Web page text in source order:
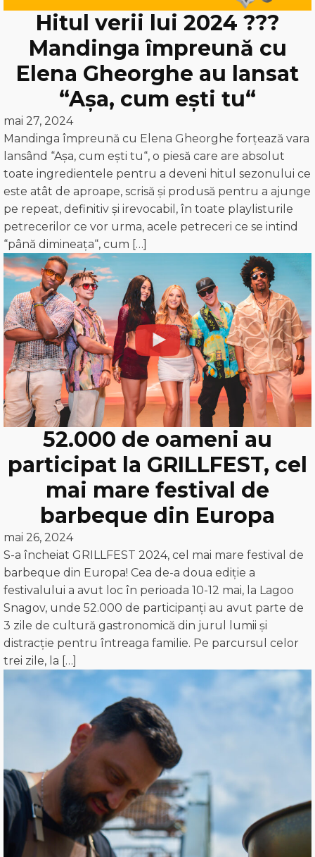
Hitul verii lui 2024 ???
Mandinga împreună cu
Elena Gheorghe au lansat
“Aşa, cum eşti tu“
mai 27, 2024
Mandinga împreună cu Elena Gheorghe forţează vara
lansând “Aşa, cum eşti tu“, o piesă care are absolut
toate ingredientele pentru a deveni hitul sezonului ce
este atât de aproape, scrisă şi produsă pentru a ajunge
pe repeat, definitiv şi irevocabil, în toate playlisturile
petrecerilor ce vor urma, acele petreceri ce se intind
“până dimineaţa“, cum […]
52.000 de oameni au
participat la GRILLFEST, cel
mai mare festival de
barbeque din Europa
mai 26, 2024
S-a încheiat GRILLFEST 2024, cel mai mare festival de
barbeque din Europa! Cea de-a doua ediție a
festivalului a avut loc în perioada 10-12 mai, la Lagoo
Snagov, unde 52.000 de participanți au avut parte de
3 zile de cultură gastronomică din jurul lumii și
distracție pentru întreaga familie. Pe parcursul celor
trei zile, la […]